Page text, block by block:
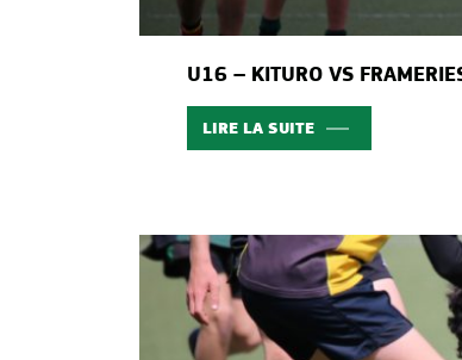
U16 – KITURO VS
LIRE LA SUITE